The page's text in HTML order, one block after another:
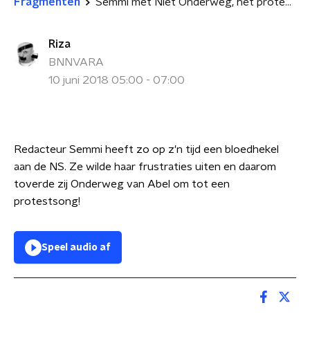
Riza
BNNVARA
10 juni 2018 05:00 - 07:00
Redacteur Semmi heeft zo op z'n tijd een bloedhekel
aan de NS. Ze wilde haar frustraties uiten en daarom
toverde zij Onderweg van Abel om tot een
protestsong!
Speel audio af